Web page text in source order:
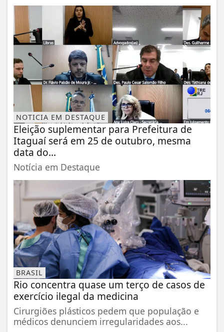
NOTICIA EM DESTAQUE
Eleição suplementar para Prefeitura de
Itaguaí será em 25 de outubro, mesma
data do...
Notícia em Destaque
BRASIL
Rio concentra quase um terço de casos de
exercício ilegal da medicina
Cirurgiões plásticos pedem que população e
médicos denunciem irregularidades aos...